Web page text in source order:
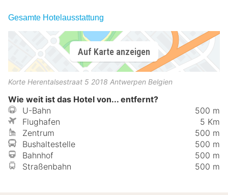
Gesamte Hotelausstattung
Auf Karte anzeigen
Korte Herentalsestraat 5 2018 Antwerpen Belgien
Wie weit ist das Hotel von... entfernt?
U-Bahn
500 m
Flughafen
5 Km
Zentrum
500 m
Bushaltestelle
500 m
Bahnhof
500 m
Straßenbahn
500 m